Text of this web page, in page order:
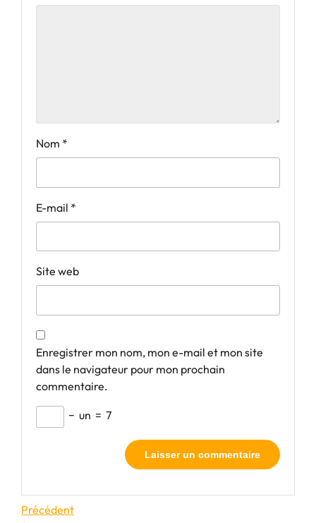
Nom *
E-mail *
Site web
Enregistrer mon nom, mon e-mail et mon site
dans le navigateur pour mon prochain
commentaire.
− un = 7
Navigation
Article
Précédent